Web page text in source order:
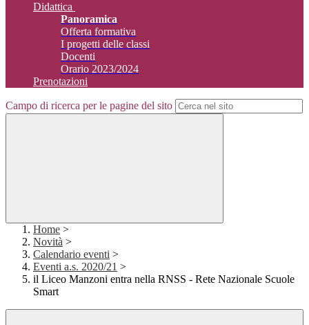
Didattica
Panoramica
Offerta formativa
I progetti delle classi
Docenti
Orario 2023/2024
Prenotazioni
Campo di ricerca per le pagine del sito
Home >
Novità >
Calendario eventi >
Eventi a.s. 2020/21 >
il Liceo Manzoni entra nella RNSS - Rete Nazionale Scuole
Smart